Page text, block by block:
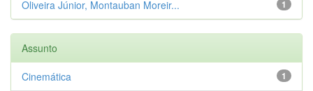
1
Oliveira Júnior, Montauban Moreir...
Assunto
1
Cinemática